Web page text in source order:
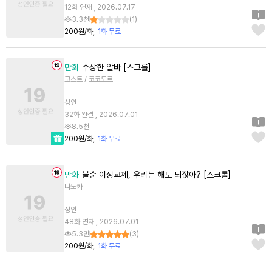
12화 연재 , 2026.07.17
3.3천
(1 )
200원/화
1화 무료
만화 수상한 알바 [스크롤]
고스트 / 코코도르
성인
32화 완결 , 2026.07.01
8.5천
200원/화
1화 무료
만화 불순 이성교제, 우리는 해도 되잖아? [스크롤]
나노카
성인
48화 연재 , 2026.07.01
5.3만
(3)
200원/화
1화 무료